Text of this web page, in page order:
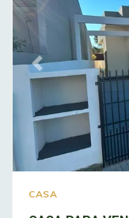
Previous
CASA